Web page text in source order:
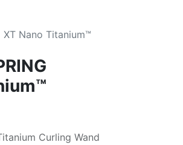
XT Nano Titanium™
Curling Wand